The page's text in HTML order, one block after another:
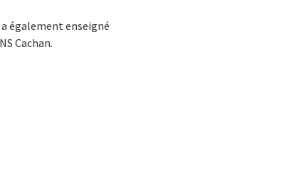
également enseigné
Cachan.